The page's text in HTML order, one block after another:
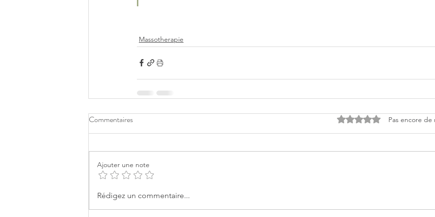
Massotherapie
Commentaires Noté 0 étoile sur 5.Pas encore de
Ajouter une note
Rédigez un commentaire...